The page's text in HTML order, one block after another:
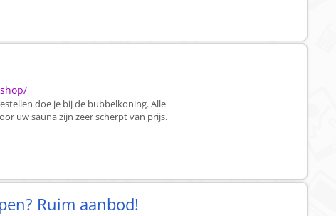
doe je bij de bubbelkoning. Alle
uw sauna zijn zeer scherpt van prijs.
Ruim aanbod!